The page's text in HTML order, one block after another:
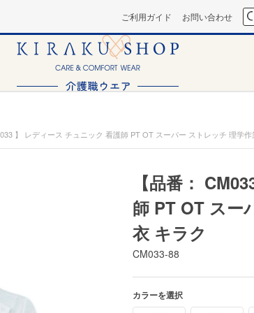
ご利用ガイド お問い合わせ
】 レディース チュニック 看護師 PT OT スーパー ストレッチ 理学
【品番：
師 PT OT スー
衣 キラク
CM033-88
カラーを選択